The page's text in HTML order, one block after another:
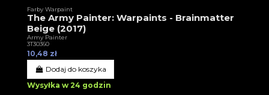
Farby Warpaint
The Army Painter: Warpaints - Brainmatter
Beige (2017)
Army Painter
3T30360
10,48 zł
Dodaj do koszyka
Wysyłka w 24 godzin